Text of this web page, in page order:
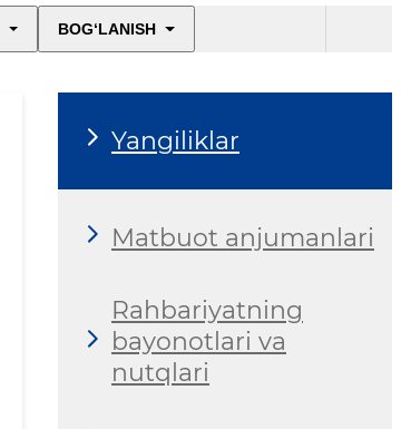
BOG‘LANISH
Yangiliklar
Matbuot anjumanlari
Rahbariyatning
bayonotlari va
nutqlari